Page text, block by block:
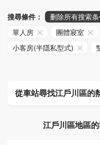
搜尋條件：
删除所有搜索
單人房
團體寢室
小客房(半隱私型式)
從車站尋找江戶川區的
江戶川區地區